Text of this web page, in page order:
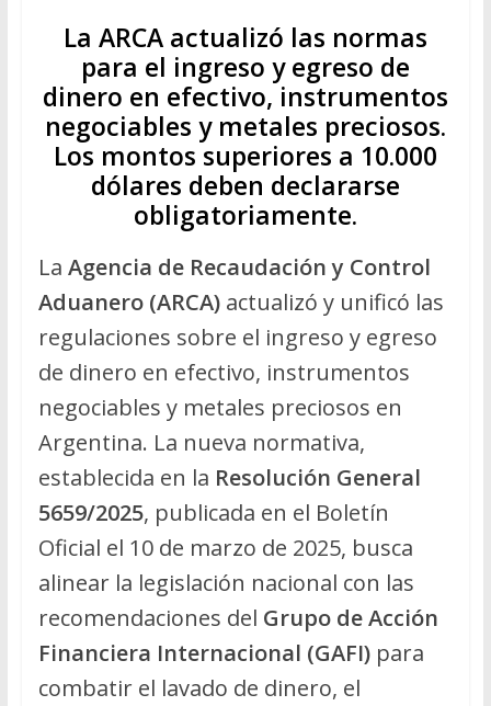
La ARCA actualizó las normas
para el ingreso y egreso de
dinero en efectivo, instrumentos
negociables y metales preciosos.
Los montos superiores a 10.000
dólares deben declararse
obligatoriamente.
La Agencia de Recaudación y Control
Aduanero (ARCA)actualizó y unificó las
regulaciones sobre el ingreso y egreso
de dinero en efectivo, instrumentos
negociables y metales preciosos en
Argentina. La nueva normativa,
establecida en la Resolución General
5659/2025, publicada en el Boletín
Oficial el 10 de marzo de 2025, busca
alinear la legislación nacional con las
recomendaciones del Grupo de Acción
Financiera Internacional (GAFI)para
combatir el lavado de dinero, el